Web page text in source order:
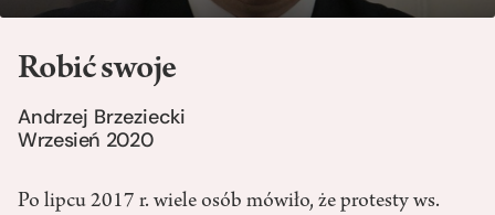
Robić swoje
Andrzej Brzeziecki
Wrzesień 2020
Po lipcu 2017 r. wiele osób mówiło, że protesty ws.